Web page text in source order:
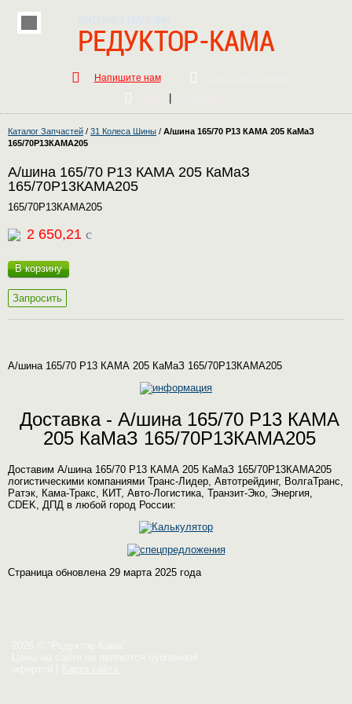
Напишите нам
Каталог Запчастей / 31 Колеса Шины / А/шина 165/70 Р13 КАМА 205 КаМаЗ
165/70Р13КАМА205
А/шина 165/70 Р13 КАМА 205 КаМаЗ
165/70Р13КАМА205
165/70Р13КАМА205
2 650,21 c
В корзину
Запросить
А/шина 165/70 Р13 КАМА 205 КаМаЗ 165/70Р13КАМА205
Доставка - А/шина 165/70 Р13 КАМА
205 КаМаЗ 165/70Р13КАМА205
Доставим А/шина 165/70 Р13 КАМА 205 КаМаЗ 165/70Р13КАМА205
логистическими компаниями Транс-Лидер, Автотрейдинг, ВолгаТранс,
Ратэк, Кама-Тракс, КИТ, Авто-Логистика, Транзит-Эко, Энергия,
CDEK, ДПД в любой город России:
Страница обновлена 29 марта 2025 года